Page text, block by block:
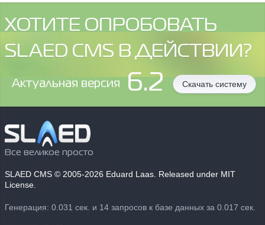
ХОТИТЕ ОПРОБОВАТЬ
SLAED CMS В ДЕЙСТВИИ?
Aктуальная версия 6.2 Скачать систему
Все великое просто
SLAED CMS © 2005-2026 Eduard Laas. Released under MIT
License.
Генерация: 0.031 сек. и 14 запросов к базе данных за 0.017 сек.